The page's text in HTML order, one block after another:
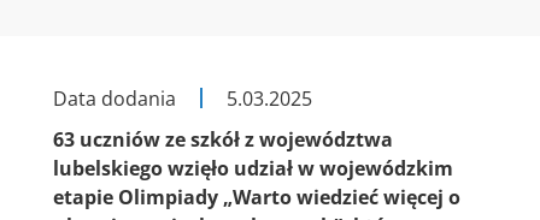
Data dodania
5.03.2025
63 uczniów ze szkół z województwa
lubelskiego wzięło udział w wojewódzkim
etapie Olimpiady „Warto wiedzieć więcej o